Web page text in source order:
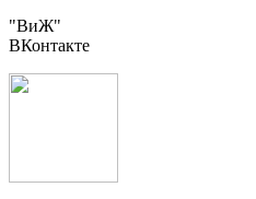
"ВиЖ"
ВКонтакте